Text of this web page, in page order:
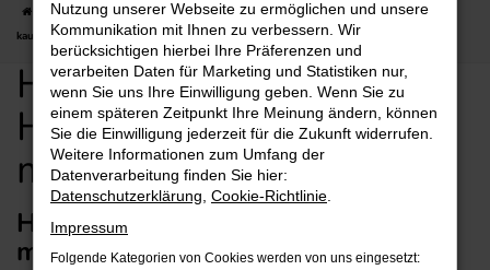
Startseite Heilbronn Hyundai
Hyundai KONA für Heilbronn günstig
kaufen mit Lieferservice
Hyundai KONA für
Heilbronn günstig kaufen
mit Lieferservice
Hyundai KONA – empfehlenswert
mit Lieferservice für Heilbronn
Nutzung unserer Webseite zu ermöglichen und unsere
Kommunikation mit Ihnen zu verbessern. Wir
berücksichtigen hierbei Ihre Präferenzen und
verarbeiten Daten für Marketing und Statistiken nur,
wenn Sie uns Ihre Einwilligung geben. Wenn Sie zu
einem späteren Zeitpunkt Ihre Meinung ändern, können
Sie die Einwilligung jederzeit für die Zukunft widerrufen.
Weitere Informationen zum Umfang der
Datenverarbeitung finden Sie hier:
Datenschutzerklärung Cookie-Richtlinie
Impressum
Folgende Kategorien von Cookies werden von uns eingesetzt: